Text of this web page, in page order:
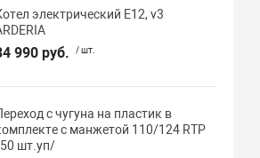
электрический E12, v3
990 руб. / шт.
с чугуна на пластик в
с манжетой 110/124 RTP
шт.уп/